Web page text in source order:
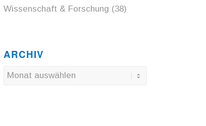
Wissenschaft & Forschung (38)
ARCHIV